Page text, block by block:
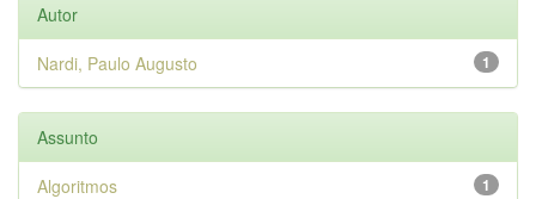
Autor
1
Nardi, Paulo Augusto
Assunto
1
Algoritmos